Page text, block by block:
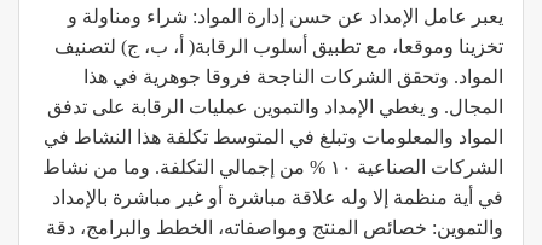
يعبر عامل الإمداد عن حسن إدارة المواد: شراء ومناولة و
تخزينا وموقعا، مع تطبيق أسلوب الرقابة( أ، ب، ج) لتصنيف
المواد. وتحقق الشركات الناجحة فروقا جوهرية في هذا
المجال. و يغطي الإمداد والتموين عمليات الرقابة على تدفق
المواد والمعلومات وتبلغ في المتوسط تكلفة هذا النشاط في
الشركات الصناعية ١٠ % من إجمالي التكلفة. وما من نشاط
في أية منظمة إلا وله علاقة مباشرة أو غير مباشرة بالإمداد
والتموين: خصائص المنتج ومواصفاته، الخطط والبرامج، دقة